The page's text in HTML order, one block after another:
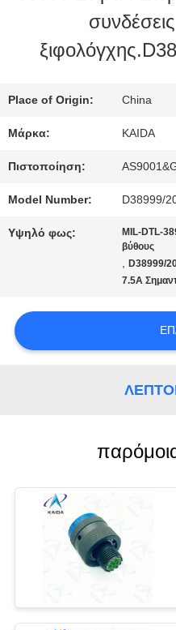
ΕΡΓΟΣΤΑΣΊΟΥ
ΈΛΕΓΧΟΣ
ΠΟΙΌΤΗΤΑΣ
ΕΙΔΉΣΕΙΣ
ΜΙΑ
ΠΡΟΣΦΟΡΆ
ΜΥΣΤΙΚΌΤΗΤΑΣ
Place of Origin: China
Μάρκα: KAIDA
Πιστοποίηση:
Model Number: D38999/
Υψηλό φως:
MIL-DTL-
βύθους
,D38999/
7.5Α